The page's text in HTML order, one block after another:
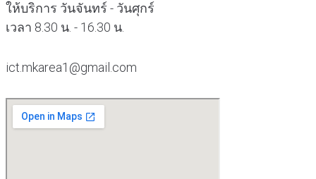
ให้บริการ วันจันทร์ - วันศุกร์
เวลา 8.30 น. - 16.30 น.
ict.mkarea1@gmail.com